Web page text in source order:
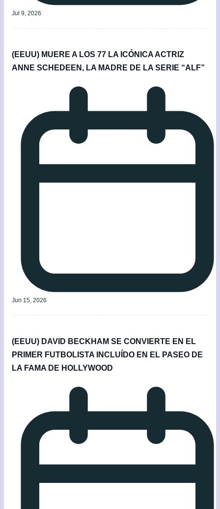
Jul 9, 2026
(EEUU) MUERE A LOS 77 LA ICÓNICA ACTRIZ
ANNE SCHEDEEN, LA MADRE DE LA SERIE “ALF”
Jun 15, 2026
(EEUU) DAVID BECKHAM SE CONVIERTE EN EL
PRIMER FUTBOLISTA INCLUÍDO EN EL PASEO DE
LA FAMA DE HOLLYWOOD